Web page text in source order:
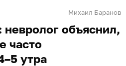
Михаил Баранов
невролог объяснил,
часто
утра